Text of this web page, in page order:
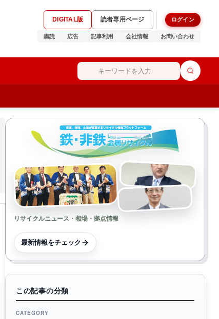
DIGITAL版 読者専用ページ ログイン
購読 広告 記事利用 会社情報 お問い合わせ
リサイクルニュース・相場・拠点情報
最新情報をチェック
この記事の分類
CATEGORY